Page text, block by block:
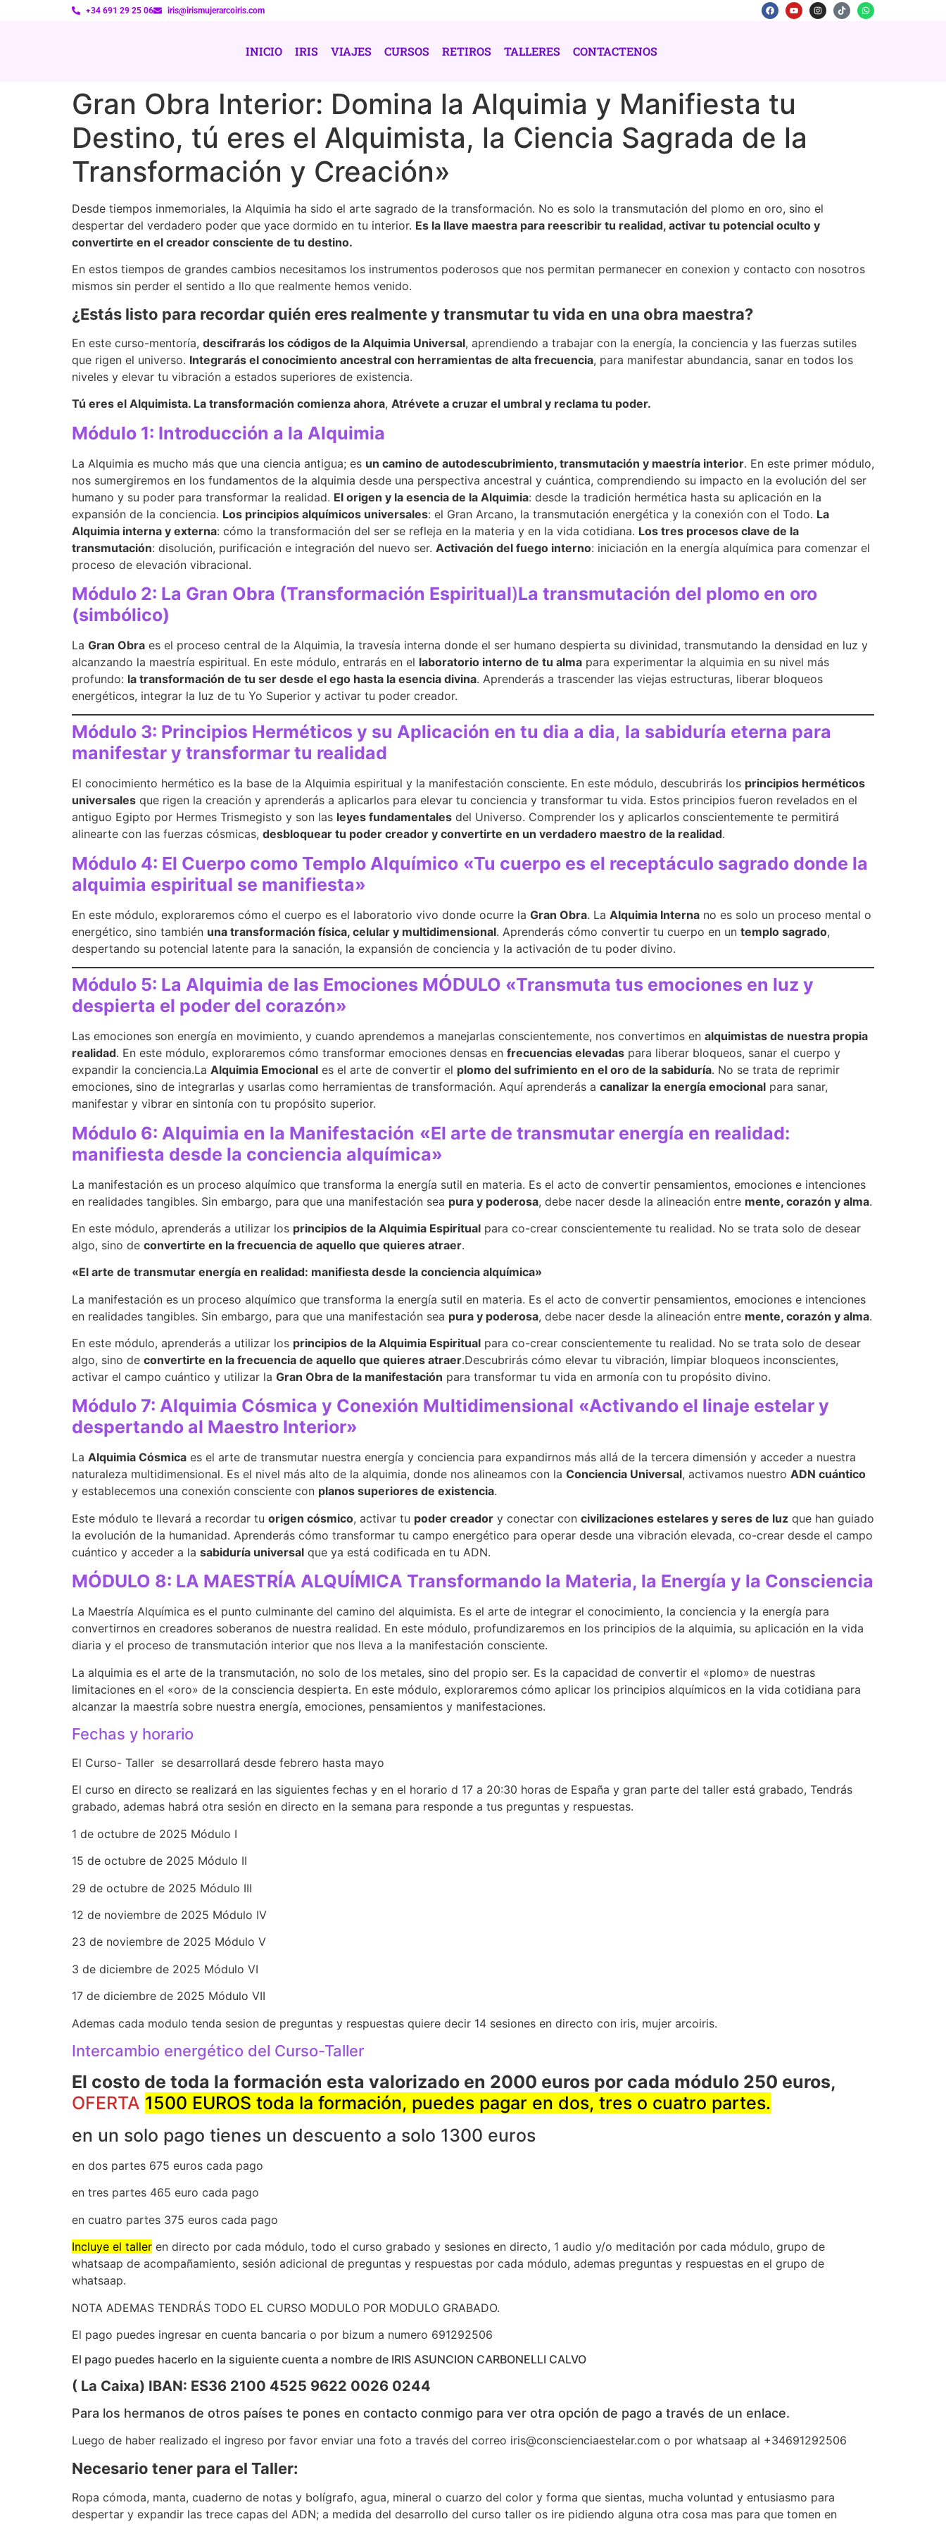
+34 691 29 25 06 iris@irismujerarcoiris.com
INICIO IRIS VIAJES CURSOS RETIROS TALLERES CONTACTENOS
Gran Obra Interior: Domina la Alquimia y Manifiesta tu
Destino, tú eres el Alquimista, la Ciencia Sagrada de la
Transformación y Creación»
Desde tiempos inmemoriales, la Alquimia ha sido el arte sagrado de la transformación. No es solo la transmutación del plomo en oro, sino el
despertar del verdadero poder que yace dormido en tu interior. Es la llave maestra para reescribir tu realidad, activar tu potencial oculto y
convertirte en el creador consciente de tu destino.
En estos tiempos de grandes cambios necesitamos los instrumentos poderosos que nos permitan permanecer en conexion y contacto con nosotros
mismos sin perder el sentido a llo que realmente hemos venido.
¿Estás listo para recordar quién eres realmente y transmutar tu vida en una obra maestra?
En este curso-mentoría, descifrarás los códigos de la Alquimia Universal, aprendiendo a trabajar con la energía, la conciencia y las fuerzas sutiles
que rigen el universo. Integrarás el conocimiento ancestral con herramientas de alta frecuencia, para manifestar abundancia, sanar en todos los
niveles y elevar tu vibración a estados superiores de existencia.
Tú eres el Alquimista. La transformación comienza ahora, Atrévete a cruzar el umbral y reclama tu poder.
Módulo 1: Introducción a la Alquimia
La Alquimia es mucho más que una ciencia antigua; es un camino de autodescubrimiento, transmutación y maestría interior. En este primer módulo,
nos sumergiremos en los fundamentos de la alquimia desde una perspectiva ancestral y cuántica, comprendiendo su impacto en la evolución del ser
humano y su poder para transformar la realidad. El origen y la esencia de la Alquimia: desde la tradición hermética hasta su aplicación en la
expansión de la conciencia. Los principios alquímicos universales: el Gran Arcano, la transmutación energética y la conexión con el Todo. La
Alquimia interna y externa: cómo la transformación del ser se refleja en la materia y en la vida cotidiana. Los tres procesos clave de la
transmutación: disolución, purificación e integración del nuevo ser. Activación del fuego interno: iniciación en la energía alquímica para comenzar el
proceso de elevación vibracional.
Módulo 2: La Gran Obra (Transformación Espiritual)La transmutación del plomo en oro
(simbólico)
La Gran Obra es el proceso central de la Alquimia, la travesía interna donde el ser humano despierta su divinidad, transmutando la densidad en luz y
alcanzando la maestría espiritual. En este módulo, entrarás en el laboratorio interno de tu alma para experimentar la alquimia en su nivel más
profundo: la transformación de tu ser desde el ego hasta la esencia divina. Aprenderás a trascender las viejas estructuras, liberar bloqueos
energéticos, integrar la luz de tu Yo Superior y activar tu poder creador.
Módulo 3: Principios Herméticos y su Aplicación en tu dia a dia, la sabiduría eterna para
manifestar y transformar tu realidad
El conocimiento hermético es la base de la Alquimia espiritual y la manifestación consciente. En este módulo, descubrirás los principios herméticos
universales que rigen la creación y aprenderás a aplicarlos para elevar tu conciencia y transformar tu vida. Estos principios fueron revelados en el
antiguo Egipto por Hermes Trismegisto y son las leyes fundamentales del Universo. Comprender los y aplicarlos conscientemente te permitirá
alinearte con las fuerzas cósmicas, desbloquear tu poder creador y convertirte en un verdadero maestro de la realidad.
Módulo 4: El Cuerpo como Templo Alquímico «Tu cuerpo es el receptáculo sagrado donde la
alquimia espiritual se manifiesta»
En este módulo, exploraremos cómo el cuerpo es el laboratorio vivo donde ocurre la Gran Obra. La Alquimia Interna no es solo un proceso mental o
energético, sino también una transformación física, celular y multidimensional. Aprenderás cómo convertir tu cuerpo en un templo sagrado,
despertando su potencial latente para la sanación, la expansión de conciencia y la activación de tu poder divino.
Módulo 5: La Alquimia de las Emociones MÓDULO «Transmuta tus emociones en luz y
despierta el poder del corazón»
Las emociones son energía en movimiento, y cuando aprendemos a manejarlas conscientemente, nos convertimos en alquimistas de nuestra propia
realidad. En este módulo, exploraremos cómo transformar emociones densas en frecuencias elevadas para liberar bloqueos, sanar el cuerpo y
expandir la conciencia.La Alquimia Emocional es el arte de convertir el plomo del sufrimiento en el oro de la sabiduría. No se trata de reprimir
emociones, sino de integrarlas y usarlas como herramientas de transformación. Aquí aprenderás a canalizar la energía emocional para sanar,
manifestar y vibrar en sintonía con tu propósito superior.
Módulo 6: Alquimia en la Manifestación «El arte de transmutar energía en realidad:
manifiesta desde la conciencia alquímica»
La manifestación es un proceso alquímico que transforma la energía sutil en materia. Es el acto de convertir pensamientos, emociones e intenciones
en realidades tangibles. Sin embargo, para que una manifestación sea pura y poderosa, debe nacer desde la alineación entre mente, corazón y alma.
En este módulo, aprenderás a utilizar los principios de la Alquimia Espiritual para co-crear conscientemente tu realidad. No se trata solo de desear
algo, sino de convertirte en la frecuencia de aquello que quieres atraer.
«El arte de transmutar energía en realidad: manifiesta desde la conciencia alquímica»
La manifestación es un proceso alquímico que transforma la energía sutil en materia. Es el acto de convertir pensamientos, emociones e intenciones
en realidades tangibles. Sin embargo, para que una manifestación sea pura y poderosa, debe nacer desde la alineación entre mente, corazón y alma.
En este módulo, aprenderás a utilizar los principios de la Alquimia Espiritual para co-crear conscientemente tu realidad. No se trata solo de desear
algo, sino de convertirte en la frecuencia de aquello que quieres atraer.Descubrirás cómo elevar tu vibración, limpiar bloqueos inconscientes,
activar el campo cuántico y utilizar la Gran Obra de la manifestación para transformar tu vida en armonía con tu propósito divino.
Módulo 7: Alquimia Cósmica y Conexión Multidimensional «Activando el linaje estelar y
despertando al Maestro Interior»
La Alquimia Cósmica es el arte de transmutar nuestra energía y conciencia para expandirnos más allá de la tercera dimensión y acceder a nuestra
naturaleza multidimensional. Es el nivel más alto de la alquimia, donde nos alineamos con la Conciencia Universal, activamos nuestro ADN cuántico
y establecemos una conexión consciente con planos superiores de existencia.
Este módulo te llevará a recordar tu origen cósmico, activar tu poder creador y conectar con civilizaciones estelares y seres de luz que han guiado
la evolución de la humanidad. Aprenderás cómo transformar tu campo energético para operar desde una vibración elevada, co-crear desde el campo
cuántico y acceder a la sabiduría universal que ya está codificada en tu ADN.
MÓDULO 8: LA MAESTRÍA ALQUÍMICA Transformando la Materia, la Energía y la Consciencia
La Maestría Alquímica es el punto culminante del camino del alquimista. Es el arte de integrar el conocimiento, la conciencia y la energía para
convertirnos en creadores soberanos de nuestra realidad. En este módulo, profundizaremos en los principios de la alquimia, su aplicación en la vida
diaria y el proceso de transmutación interior que nos lleva a la manifestación consciente.
La alquimia es el arte de la transmutación, no solo de los metales, sino del propio ser. Es la capacidad de convertir el «plomo» de nuestras
limitaciones en el «oro» de la consciencia despierta. En este módulo, exploraremos cómo aplicar los principios alquímicos en la vida cotidiana para
alcanzar la maestría sobre nuestra energía, emociones, pensamientos y manifestaciones.
Fechas y horario
El Curso- Taller se desarrollará desde febrero hasta mayo
El curso en directo se realizará en las siguientes fechas y en el horario d 17 a 20:30 horas de España y gran parte del taller está grabado, Tendrás
grabado, ademas habrá otra sesión en directo en la semana para responde a tus preguntas y respuestas.
1 de octubre de 2025 Módulo I
15 de octubre de 2025 Módulo II
29 de octubre de 2025 Módulo III
12 de noviembre de 2025 Módulo IV
23 de noviembre de 2025 Módulo V
3 de diciembre de 2025 Módulo VI
17 de diciembre de 2025 Módulo VII
Ademas cada modulo tenda sesion de preguntas y respuestas quiere decir 14 sesiones en directo con iris, mujer arcoiris.
Intercambio energético del Curso-Taller
El costo de toda la formación esta valorizado en 2000 euros por cada módulo 250 euros,
OFERTA 1500 EUROS toda la formación, puedes pagar en dos, tres o cuatro partes.
en un solo pago tienes un descuento a solo 1300 euros
en dos partes 675 euros cada pago
en tres partes 465 euro cada pago
en cuatro partes 375 euros cada pago
Incluye el taller en directo por cada módulo, todo el curso grabado y sesiones en directo, 1 audio y/o meditación por cada módulo, grupo de
whatsaap de acompañamiento, sesión adicional de preguntas y respuestas por cada módulo, ademas preguntas y respuestas en el grupo de
whatsaap.
NOTA ADEMAS TENDRÁS TODO EL CURSO MODULO POR MODULO GRABADO.
El pago puedes ingresar en cuenta bancaria o por bizum a numero 691292506
El pago puedes hacerlo en la siguiente cuenta a nombre de IRIS ASUNCION CARBONELLI CALVO
( La Caixa) IBAN: ES36 2100 4525 9622 0026 0244
Para los hermanos de otros países te pones en contacto conmigo para ver otra opción de pago a través de un enlace.
Luego de haber realizado el ingreso por favor enviar una foto a través del correo iris@conscienciaestelar.com o por whatsaap al +34691292506
Necesario tener para el Taller:
Ropa cómoda, manta, cuaderno de notas y bolígrafo, agua, mineral o cuarzo del color y forma que sientas, mucha voluntad y entusiasmo para
despertar y expandir las trece capas del ADN; a medida del desarrollo del curso taller os ire pidiendo alguna otra cosa mas para que tomen en